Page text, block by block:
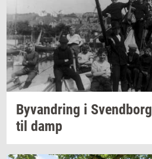
Byvan­dring i Svend­borg
til damp